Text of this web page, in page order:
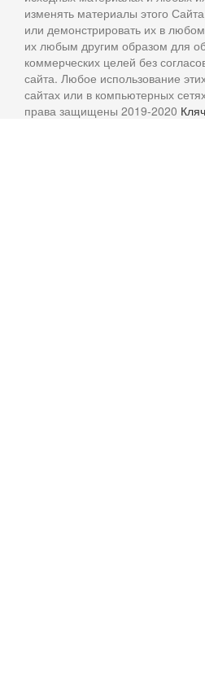
изменять материалы этого
или демонстрировать их в
их любым другим образом для
коммерческих целей без
сайта. Любое использование
сайтах или в компьютерных
права защищены 2019-2020